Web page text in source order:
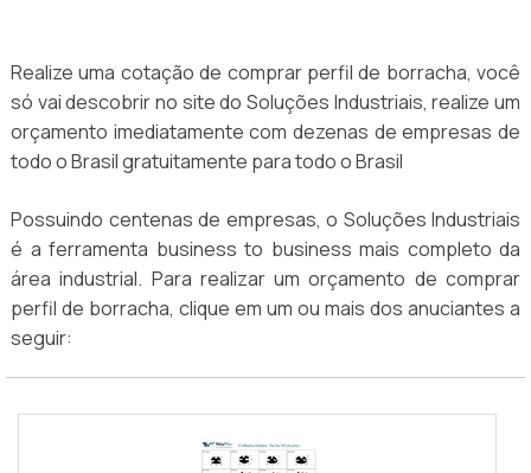
Realize uma cotação de comprar perfil de borracha, você
só vai descobrir no site do Soluções Industriais, realize um
orçamento imediatamente com dezenas de empresas de
todo o Brasil gratuitamente para todo o Brasil
Possuindo centenas de empresas, o Soluções Industriais
é a ferramenta business to business mais completo da
área industrial. Para realizar um orçamento de comprar
perfil de borracha, clique em um ou mais dos anuciantes a
seguir: